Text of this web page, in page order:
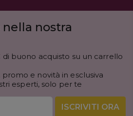
nella nostra
di buono acquisto su un carrello
e novità in esclusiva
esperti, solo per te
ISCRIVITI ORA